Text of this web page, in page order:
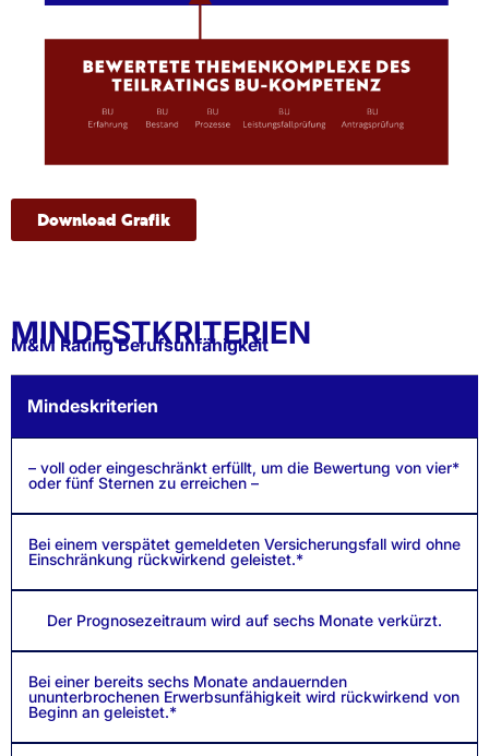
Download Grafik
MINDESTKRITERIEN
M&M Rating Berufsunfähigkeit
Mindeskriterien
– voll oder eingeschränkt erfüllt, um die Bewertung von vier*
oder fünf Sternen zu erreichen –
Bei einem verspätet gemeldeten Versicherungsfall wird ohne
Einschränkung rückwirkend geleistet.*
Der Prognosezeitraum wird auf sechs Monate verkürzt.
Bei einer bereits sechs Monate andauernden
ununterbrochenen Erwerbsunfähigkeit wird rückwirkend von
Beginn an geleistet.*